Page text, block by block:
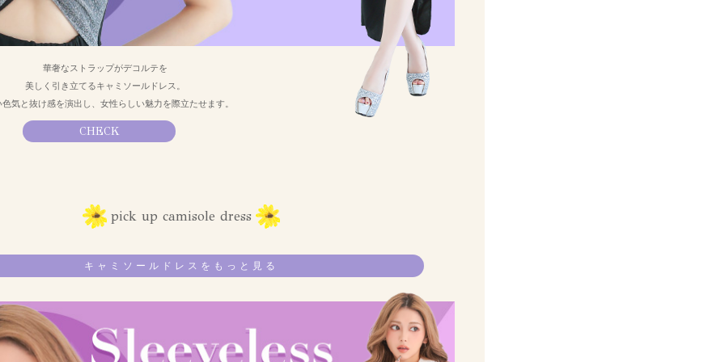
華奢なストラップがデコルテを
美しく引き立てるキャミソールドレス。
色気と抜け感を演出し、女性らしい魅力を際立たせます。
CHECK
pick up camisole dress
キャミソールドレスをもっと見る